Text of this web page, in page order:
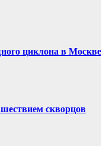
циклона в Москве
скворцов